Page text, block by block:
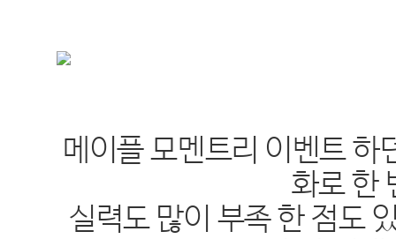
메이플 모멘트리 이벤트 하
화로 한
실력도 많이 부족 한 점도